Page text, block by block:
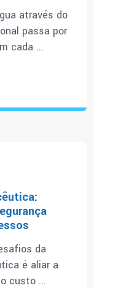
através do
passa por
cada
da
é aliar a
custo